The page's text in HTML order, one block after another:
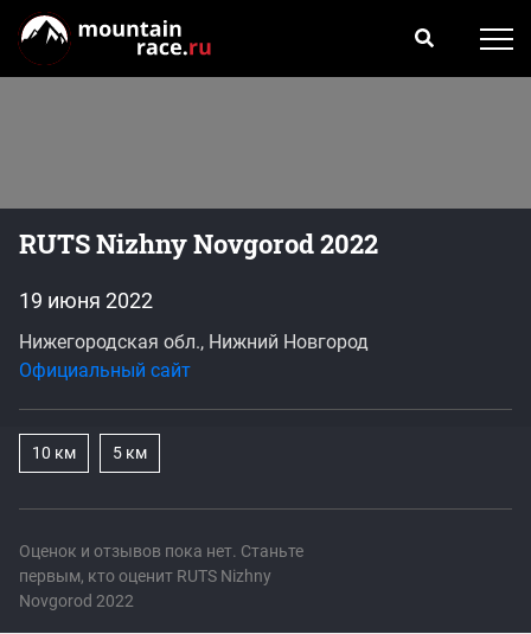
RUTS Nizhny Novgorod 2022
Оценок и отзывов пока нет. Станьте
первым, кто оценит RUTS Nizhny
Novgorod 2022
19 июня 2022
Нижегородская обл., Нижний Новгород
Официальный сайт
10 км 5 км